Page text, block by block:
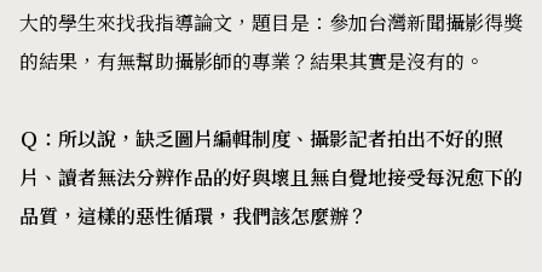
大的學生來找我指導論文，題目是：參加台灣新聞攝影得獎
的結果，有無幫助攝影師的專業？結果其實是沒有的。
Ｑ：所以說，缺乏圖片編輯制度、攝影記者拍出不好的照
片、讀者無法分辨作品的好與壞且無自覺地接受每況愈下的
品質，這樣的惡性循環，我們該怎麼辦？